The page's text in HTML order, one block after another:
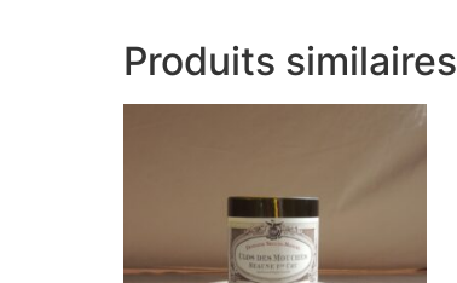
Produits similaires